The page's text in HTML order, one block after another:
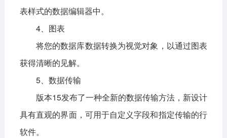
表样式的数据编辑器中。
4、图表
将您的数据库数据转换为视觉对象，以通过图表
获得清晰的见解。
5、数据传输
版本15发布了一种全新的数据传输方法，新设计
具有直观的界面，可用于自定义字段和指定传输的行
软件。